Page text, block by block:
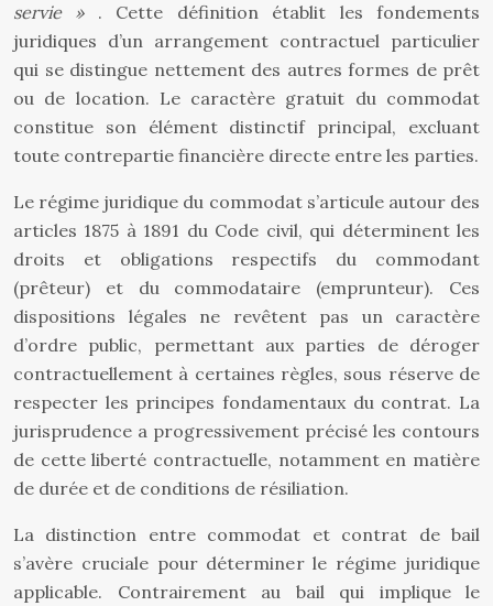
servie » . Cette définition établit les fondements
juridiques d’un arrangement contractuel particulier
qui se distingue nettement des autres formes de prêt
ou de location. Le caractère gratuit du commodat
constitue son élément distinctif principal, excluant
toute contrepartie financière directe entre les parties.
Le régime juridique du commodat s’articule autour des
articles 1875 à 1891 du Code civil, qui déterminent les
droits et obligations respectifs du commodant
(prêteur) et du commodataire (emprunteur). Ces
dispositions légales ne revêtent pas un caractère
d’ordre public, permettant aux parties de déroger
contractuellement à certaines règles, sous réserve de
respecter les principes fondamentaux du contrat. La
jurisprudence a progressivement précisé les contours
de cette liberté contractuelle, notamment en matière
de durée et de conditions de résiliation.
La distinction entre commodat et contrat de bail
s’avère cruciale pour déterminer le régime juridique
applicable. Contrairement au bail qui implique le